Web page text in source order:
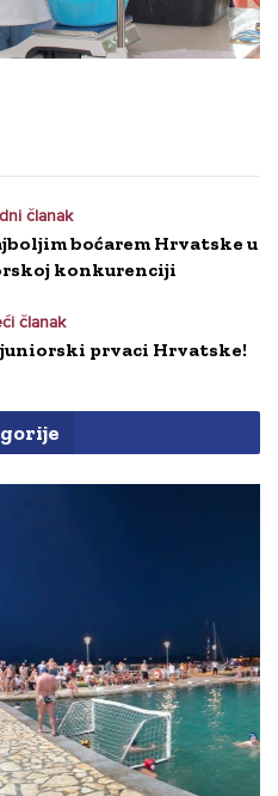
članak
boćarem Hrvatske u
konkurenciji
članak
prvaci Hrvatske!